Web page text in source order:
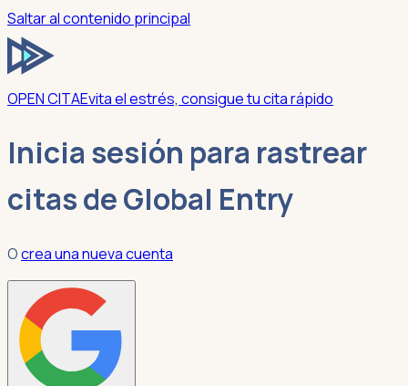
Saltar al contenido principal
OPEN CITAEvita el estrés, consigue tu cita rápido
Inicia sesión para rastrear
citas de Global Entry
Ocrea una nueva cuenta